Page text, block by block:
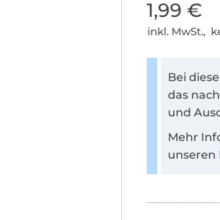
1,99 €
inkl. MwSt.,
Bei
das
und
Mehr
unseren